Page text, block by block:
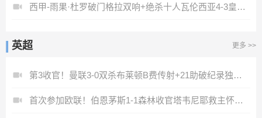
西甲-雨果·杜罗破门格拉双响+绝杀十人瓦伦西亚4-3皇家社会
英超 更多 >>
第3收官！曼联3-0双杀布莱顿B费传射+21助破纪录独享英超助攻王
首次参加欧联！伯恩茅斯1-1森林收官塔韦尼耶救主怀特远射破门